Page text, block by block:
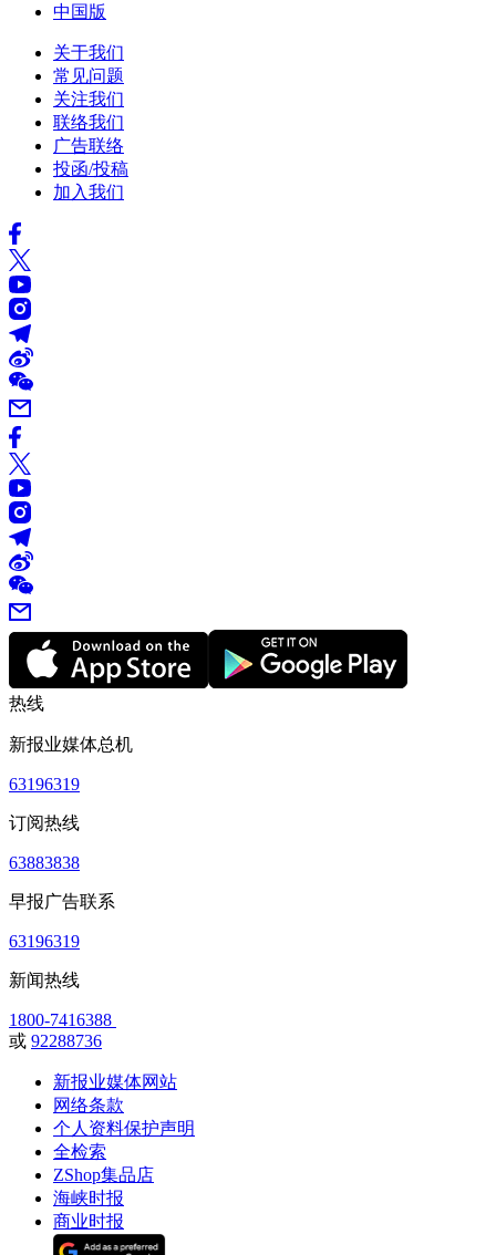
中国版
关于我们
常见问题
关注我们
联络我们
广告联络
投函/投稿
加入我们
热线
新报业媒体总机
63196319
订阅热线
63883838
早报广告联系
63196319
新闻热线
1800-7416388
或 92288736
新报业媒体网站
网络条款
个人资料保护声明
全检索
ZShop集品店
海峡时报
商业时报